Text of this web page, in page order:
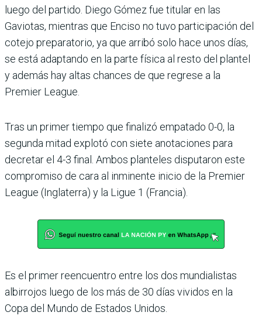
luego del partido. Diego Gómez fue titular en las
Gaviotas, mientras que Enciso no tuvo participación del
cotejo preparatorio, ya que arribó solo hace unos días,
se está adaptando en la parte física al resto del plantel
y además hay altas chances de que regrese a la
Premier League.
Tras un primer tiempo que finalizó empatado 0-0, la
segunda mitad explotó con siete anotaciones para
decretar el 4-3 final. Ambos planteles disputaron este
compromiso de cara al inminente inicio de la Premier
League (Inglaterra) y la Ligue 1 (Francia).
Es el primer reencuentro entre los dos mundialistas
albirrojos luego de los más de 30 días vividos en la
Copa del Mundo de Estados Unidos.